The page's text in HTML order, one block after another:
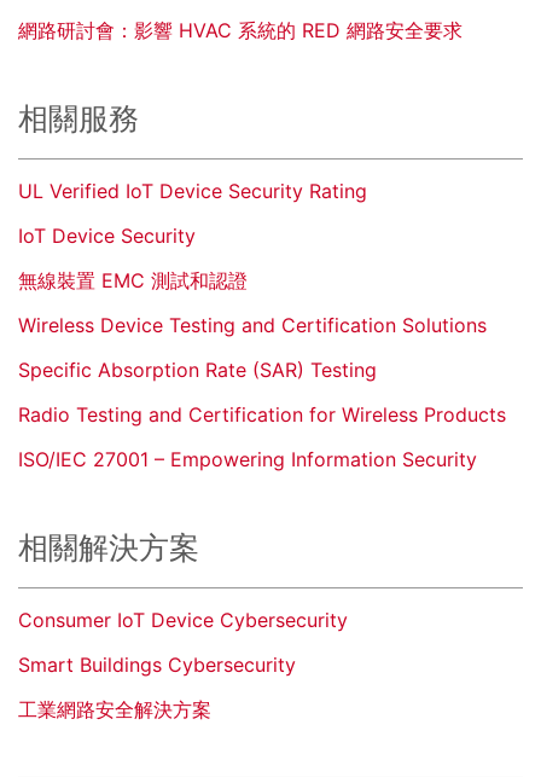
網路研討會：影響 HVAC 系統的 RED 網路安全要求
相關服務
UL Verified IoT Device Security Rating
IoT Device Security
無線裝置 EMC 測試和認證
Wireless Device Testing and Certification Solutions
Specific Absorption Rate (SAR) Testing
Radio Testing and Certification for Wireless Products
ISO/IEC 27001 – Empowering Information Security
相關解決方案
Consumer IoT Device Cybersecurity
Smart Buildings Cybersecurity
工業網路安全解決方案